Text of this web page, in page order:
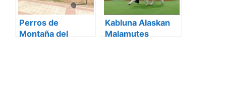
Perros de
Montaña del
Kabluna Alaskan
Malamutes